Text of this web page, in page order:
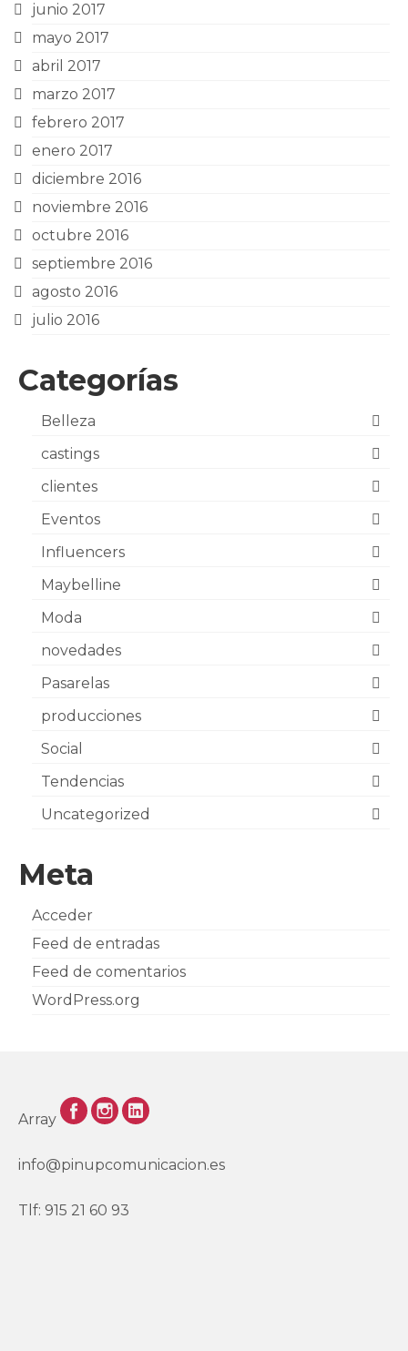
junio 2017
mayo 2017
abril 2017
marzo 2017
febrero 2017
enero 2017
diciembre 2016
noviembre 2016
octubre 2016
septiembre 2016
agosto 2016
julio 2016
Categorías
Belleza
castings
clientes
Eventos
Influencers
Maybelline
Moda
novedades
Pasarelas
producciones
Social
Tendencias
Uncategorized
Meta
Acceder
Feed de entradas
Feed de comentarios
WordPress.org
Array
info@pinupcomunicacion.es
Tlf: 915 21 60 93